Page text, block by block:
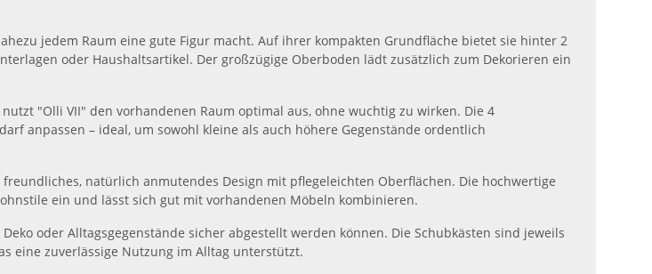
jedem Raum eine gute Figur macht. Auf ihrer kompakten Grundfläche bietet sie hinter 2
oder Haushaltsartikel. Der großzügige Oberboden lädt zusätzlich zum Dekorieren ein
"Olli VII" den vorhandenen Raum optimal aus, ohne wuchtig zu wirken. Die 4
anpassen – ideal, um sowohl kleine als auch höhere Gegenstände ordentlich
natürlich anmutendes Design mit pflegeleichten Oberflächen. Die hochwertige
ein und lässt sich gut mit vorhandenen Möbeln kombinieren.
oder Alltagsgegenstände sicher abgestellt werden können. Die Schubkästen sind jeweils
eine zuverlässige Nutzung im Alltag unterstützt.